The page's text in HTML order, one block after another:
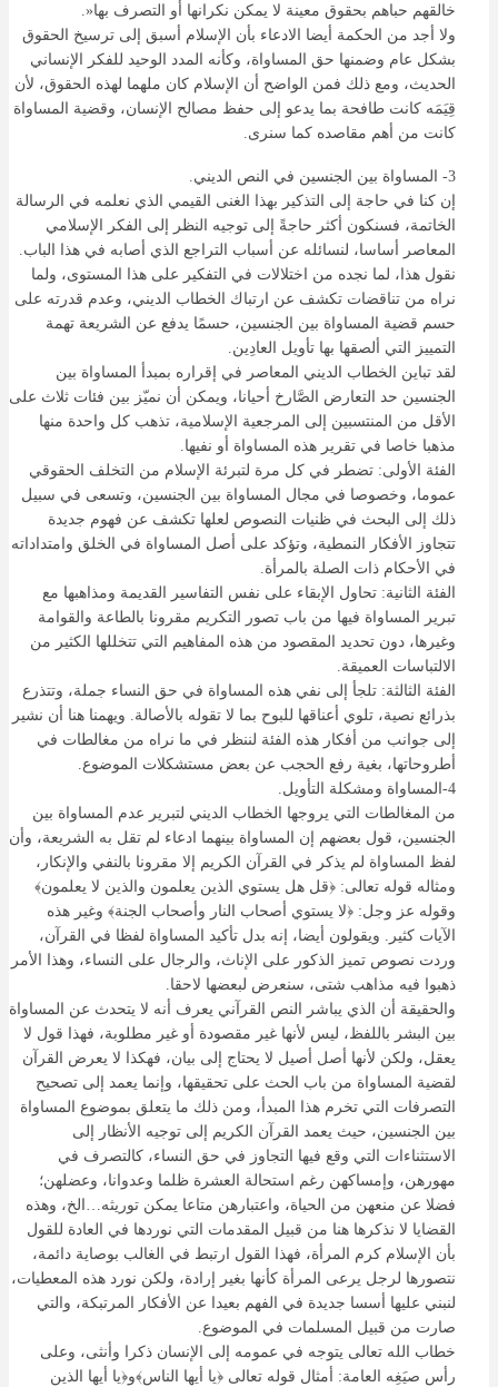
خالقهم حباهم بحقوق معينة لا يمكن نكرانها أو التصرف بها«.
ولا أجد من الحكمة أيضا الادعاء بأن الإسلام أسبق إلى ترسيخ الحقوق
بشكل عام وضمنها حق المساواة، وكأنه المدد الوحيد للفكر الإنساني
الحديث، ومع ذلك فمن الواضح أن الإسلام كان ملهما لهذه الحقوق، لأن
قِيَمَه كانت طافحة بما يدعو إلى حفظ مصالح الإنسان، وقضية المساواة
كانت من أهم مقاصده كما سنرى.
3- المساواة بين الجنسين في النص الديني.
إن كنا في حاجة إلى التذكير بهذا الغنى القيمي الذي نعلمه في الرسالة
الخاتمة، فسنكون أكثر حاجةً إلى توجيه النظر إلى الفكر الإسلامي
المعاصر أساسا، لنسائله عن أسباب التراجع الذي أصابه في هذا الباب.
نقول هذا، لما نجده من اختلالات في التفكير على هذا المستوى، ولما
نراه من تناقضات تكشف عن ارتباك الخطاب الديني، وعدم قدرته على
حسم قضية المساواة بين الجنسين، حسمًا يدفع عن الشريعة تهمة
التمييز التي ألصقها بها تأويل العادِين.
لقد تباين الخطاب الديني المعاصر في إقراره بمبدأ المساواة بين
الجنسين حد التعارض الصَّارخ أحيانا، ويمكن أن نميّز بين فئات ثلاث على
الأقل من المنتسبين إلى المرجعية الإسلامية، تذهب كل واحدة منها
مذهبا خاصا في تقرير هذه المساواة أو نفيها.
الفئة الأولى: تضطر في كل مرة لتبرئة الإسلام من التخلف الحقوقي
عموما، وخصوصا في مجال المساواة بين الجنسين، وتسعى في سبيل
ذلك إلى البحث في ظنيات النصوص لعلها تكشف عن فهوم جديدة
تتجاوز الأفكار النمطية، وتؤكد على أصل المساواة في الخلق وامتداداته
في الأحكام ذات الصلة بالمرأة.
الفئة الثانية: تحاول الإبقاء على نفس التفاسير القديمة ومذاهبها مع
تبرير المساواة فيها من باب تصور التكريم مقرونا بالطاعة والقوامة
وغيرها، دون تحديد المقصود من هذه المفاهيم التي تتخللها الكثير من
الالتباسات العميقة.
الفئة الثالثة: تلجأ إلى نفي هذه المساواة في حق النساء جملة، وتتذرع
بذرائع نصية، تلوي أعناقها للبوح بما لا تقوله بالأصالة. ويهمنا هنا أن نشير
إلى جوانب من أفكار هذه الفئة لننظر في ما نراه من مغالطات في
أطروحاتها، بغية رفع الحجب عن بعض مستشكلات الموضوع.
4-المساواة ومشكلة التأويل.
من المغالطات التي يروجها الخطاب الديني لتبرير عدم المساواة بين
الجنسين، قول بعضهم إن المساواة بينهما ادعاء لم تقل به الشريعة، وأن
لفظ المساواة لم يذكر في القرآن الكريم إلا مقرونا بالنفي والإنكار،
ومثاله قوله تعالى: ﴿قل هل يستوي الذين يعلمون والذين لا يعلمون﴾
وقوله عز وجل: ﴿لا يستوي أصحاب النار وأصحاب الجنة﴾ وغير هذه
الآيات كثير. ويقولون أيضا، إنه بدل تأكيد المساواة لفظا في القرآن،
وردت نصوص تميز الذكور على الإناث، والرجال على النساء، وهذا الأمر
ذهبوا فيه مذاهب شتى، سنعرض لبعضها لاحقا.
والحقيقة أن الذي يباشر النص القرآني يعرف أنه لا يتحدث عن المساواة
بين البشر باللفظ، ليس لأنها غير مقصودة أو غير مطلوبة، فهذا قول لا
يعقل، ولكن لأنها أصل أصيل لا يحتاج إلى بيان، فهكذا لا يعرض القرآن
لقضية المساواة من باب الحث على تحقيقها، وإنما يعمد إلى تصحيح
التصرفات التي تخرم هذا المبدأ، ومن ذلك ما يتعلق بموضوع المساواة
بين الجنسين، حيث يعمد القرآن الكريم إلى توجيه الأنظار إلى
الاستثناءات التي وقع فيها التجاوز في حق النساء، كالتصرف في
مهورهن، وإمساكهن رغم استحالة العشرة ظلما وعدوانا، وعضلهن؛
فضلا عن منعهن من الحياة، واعتبارهن متاعا يمكن توريثه…الخ، وهذه
القضايا لا نذكرها هنا من قبيل المقدمات التي نوردها في العادة للقول
بأن الإسلام كرم المرأة، فهذا القول ارتبط في الغالب بوصاية دائمة،
نتصورها لرجل يرعى المرأة كأنها بغير إرادة، ولكن نورد هذه المعطيات،
لنبني عليها أسسا جديدة في الفهم بعيدا عن الأفكار المرتبكة، والتي
صارت من قبيل المسلمات في الموضوع.
خطاب الله تعالى يتوجه في عمومه إلى الإنسان ذكرا وأنثى، وعلى
رأس صيَغِه العامة: أمثال قوله تعالى ﴿يا أيها الناس﴾و﴿يا أيها الذين